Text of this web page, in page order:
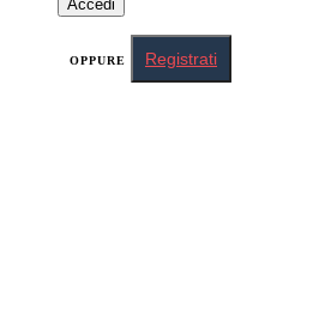
OPPURE Registrati